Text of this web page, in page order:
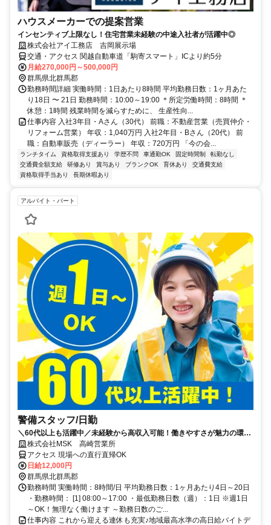
ハウスメーカーでの提案営業
インセンティブ上限なし！住宅営業未経験の中途入社者が活躍中◎
株式会社アイ工務店 吉岡展示場
交通・アクセス 関越自動車道「駒寄スマート」ICより約5分
月給270,000円～500,000円
群馬県北群馬郡
勤務時間詳細 実働時間：1日あたり8時間 平均勤務日数：1ヶ月あた
り18日 〜 21日 勤務時間：10:00～19:00 ＊所定労働時間：8時間 ＊
休憩：1時間 残業時間を減らすために、 生産性向...
仕事内容 入社3年目・Aさん（30代） 前職：不動産営業（売買仲介・
リフォーム営業） 年収：1,040万円 入社2年目・Bさん（20代） 前
職：自動車販売（ディーラー） 年収：720万円 「今の会...
ランチタイム 資格取得支援あり 学歴不問 車通勤OK 固定時間制
転勤なし
交通費全額支給
研修あり 賞与あり ブランクOK 育休あり
交通費支給
資格取得手当あり
長期休暇あり
アルバイト・パート
警備スタッフ/日勤
＼60代以上も活躍中／未経験から高収入可能！働きやすさが魅力の環境
で警備員デビューをしませんか！【月収24万円可能！日払いもOK！】
勤務3日前迄シフト申請が可能です！週1日～・短期もOK！あなたのラ
イフスタイルに合わせてお仕事しませんか！未経験者大歓迎！年代幅広
く活躍しています。
株式会社MSK 高崎営業所
アクセス 現場への直行直帰OK
日給12,000円
群馬県北群馬郡
勤務時間 実働時間：8時間/日 平均勤務日数：1ヶ月あたり4日～20日
・勤務時間： [1] 08:00～17:00 ・最低勤務日数（週）：1日 ※週1日
～OK！無理なく働けます ～勤務日数のご...
仕事内容 これから迎える連休も充実♪地域最高水準の高日給バイトデ